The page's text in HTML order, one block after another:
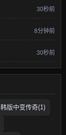
30秒前
8分钟前
30秒前
版中变传奇(1)